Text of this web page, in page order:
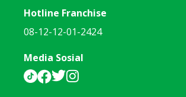
Hotline Franchise
08-12-12-01-2424
Media Sosial